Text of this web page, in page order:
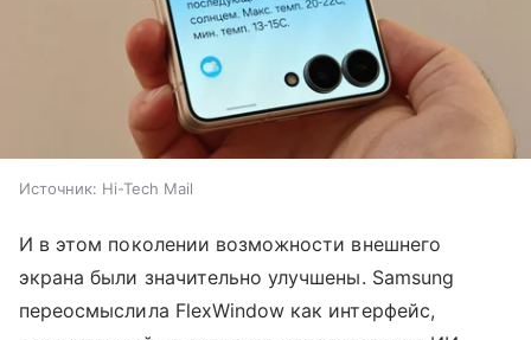
Источник: Hi-Tech Mail
И в этом поколении возможности внешнего
экрана были значительно улучшены. Samsung
переосмыслила FlexWindow как интерфейс,